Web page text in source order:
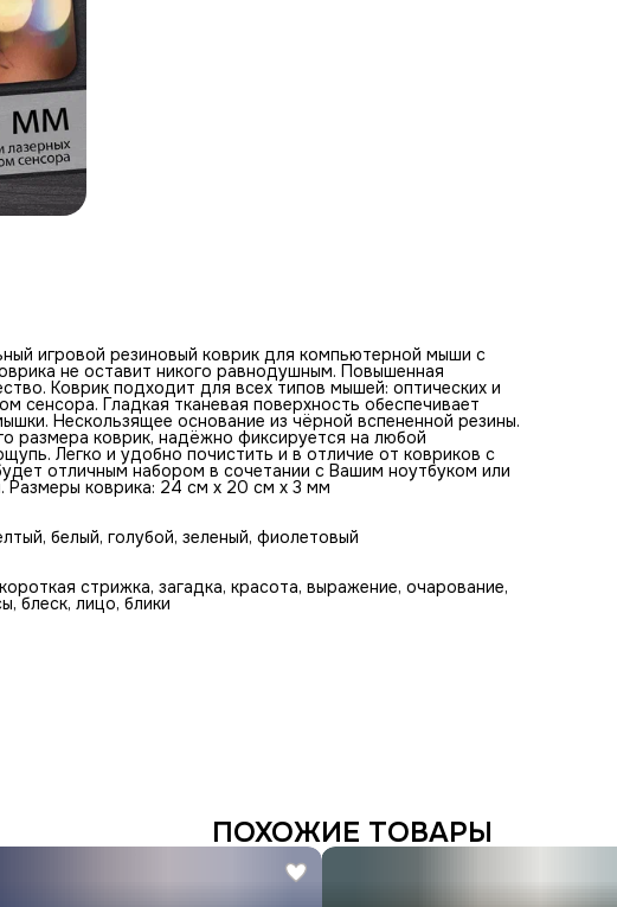
игровой резиновый коврик для компьютерной мыши с
не оставит никого равнодушным. Повышенная
Коврик подходит для всех типов мышей: оптических и
сенсора. Гладкая тканевая поверхность обеспечивает
Нескользящее основание из чёрной вспененной резины.
размера коврик, надёжно фиксируется на любой
Легко и удобно почистить и в отличие от ковриков с
отличным набором в сочетании с Вашим ноутбуком или
Размеры коврика: 24 см x 20 см x 3 мм
белый, голубой, зеленый, фиолетовый
стрижка, загадка, красота, выражение, очарование,
блеск, лицо, блики
ПОХОЖИЕ ТОВАРЫ